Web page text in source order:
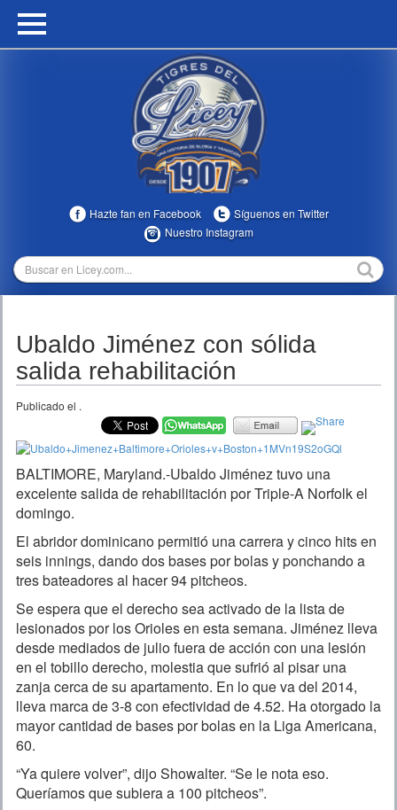
HOME
MULTIMEDIA
TEMPORADAS
Hazte fan en Facebook
Síguenos en Twitter
Nuestro Instagram
Ubaldo Jiménez con sólida
salida rehabilitación
Publicado el .
BALTIMORE, Maryland.-Ubaldo Jiménez tuvo una
excelente salida de rehabilitación por Triple-A Norfolk el
domingo.
El abridor dominicano permitió una carrera y cinco hits en
seis innings, dando dos bases por bolas y ponchando a
tres bateadores al hacer 94 pitcheos.
Se espera que el derecho sea activado de la lista de
lesionados por los Orioles en esta semana. Jiménez lleva
desde mediados de julio fuera de acción con una lesión
en el tobillo derecho, molestia que sufrió al pisar una
zanja cerca de su apartamento. En lo que va del 2014,
lleva marca de 3-8 con efectividad de 4.52. Ha otorgado la
mayor cantidad de bases por bolas en la Liga Americana,
60.
“Ya quiere volver”, dijo Showalter. “Se le nota eso.
Queríamos que subiera a 100 pitcheos”.